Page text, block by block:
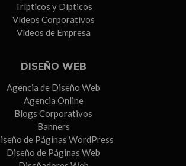
Trípticos y Dípticos
Vídeos Corporativos
Vídeos de Empresa
DISEÑO WEB
Agencia de Diseño Web
Agencia Online
Blogs Corporativos
Banners
de Páginas WordPress
Diseño de Páginas Web